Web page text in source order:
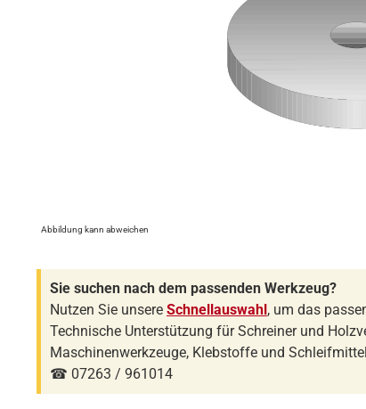
Abbildung kann abweichen
Sie suchen nach dem passenden Werkzeug?
Nutzen Sie unsere Schnellauswahl , um das
Technische Unterstützung für Schreiner und
Maschinenwerkzeuge, Klebstoffe und
☎ 07263 / 961014